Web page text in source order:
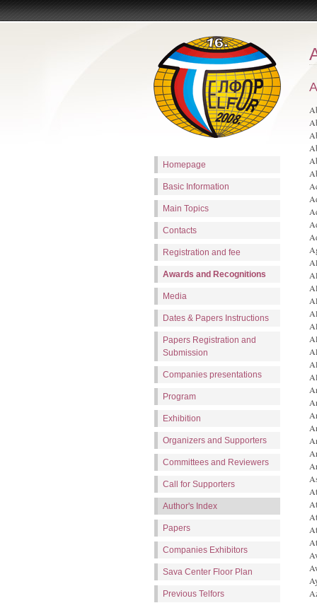
Homepage
Basic Information
Main Topics
Contacts
Registration and fee
Awards and Recognitions
Media
Dates & Papers Instructions
Papers Registration and
Submission
Companies presentations
Program
Exhibition
Organizers and Supporters
Committees and Reviewers
Call for Supporters
Author's Index
Papers
Companies Exhibitors
Sava Center Floor Plan
Previous Telfors
A